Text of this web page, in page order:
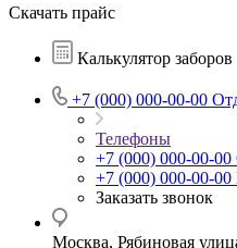
Скачать прайс
Калькулятор заборов
+7 (000) 000-00-00
Телефоны
+7 (000) 000-00-00
+7 (000) 000-00-00
Заказать звонок
Москва, Рябиновая